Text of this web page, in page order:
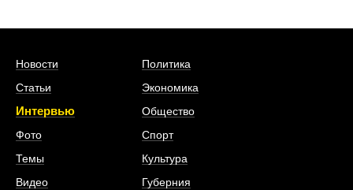
Новости
Статьи
Интервью
Фото
Темы
Видео
Политика
Экономика
Общество
Спорт
Культура
Губерния